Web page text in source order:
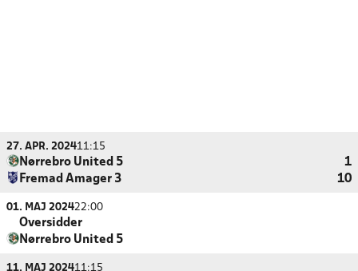
27. APR. 202411:15
Nørrebro United 5
1
Fremad Amager 3
10
01. MAJ 202422:00
Oversidder
Nørrebro United 5
11. MAJ 202411:15